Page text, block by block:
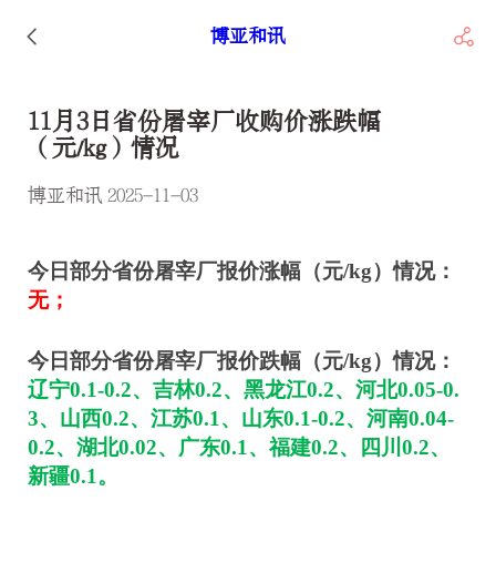
博亚和讯
11月3日省份屠宰厂收购价涨跌幅
（元/kg）情况
博亚和讯 2025-11-03
今日部分省份屠宰厂报价涨幅（元/kg）情况：
无；
今日部分省份屠宰厂报价跌幅（元/kg）情况：
辽宁0.1-0.2、吉林0.2、黑龙江0.2、河北0.05-0.
3、山西0.2、江苏0.1、山东0.1-0.2、河南0.04-
0.2、湖北0.02、广东0.1、福建0.2、四川0.2、
新疆0.1。